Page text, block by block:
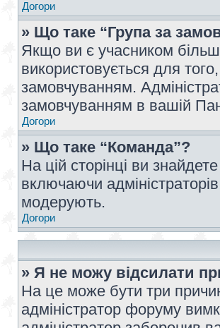
Догори
» Що таке “Група за
Якщо ви є учасником
використовується для
замовчуванням.
замовчуванням в вашій
Догори
» Що таке “Команда”?
На цій сторінці ви
включаючи
модерують.
Догори
» Я не можу відсилати
На це може бути три
адміністратор форуму